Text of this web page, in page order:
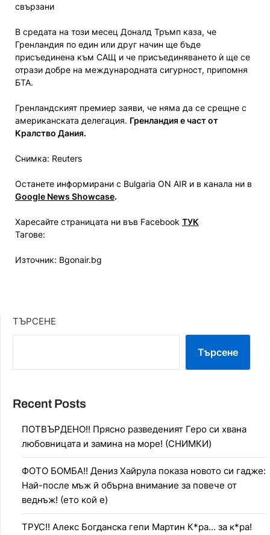
свързани
В средата на този месец Доналд Тръмп каза, че
Гренландия по един или друг начин ще бъде
присъединена към САЩ и че присъединяването ѝ ще се
отрази добре на международната сигурност, припомня
БТА.
Гренландският премиер заяви, че няма да се срещне с
американската делегация. Гренландия е част от
Кралство Дания.
Снимка: Reuters
Останете информирани с Bulgaria ON AIR и в канала ни в
Google News Showcase.
Харесайте страницата ни във Facebook ТУК
Тагове:
Източник: Bgonair.bg
ТЪРСЕНЕ
Търсене
Recent Posts
ПОТВЪРДЕНО!! Прясно разведеният Геро си хвана
любовницата и замина на море! (СНИМКИ)
ФОТО БОМБА!! Дениз Хайрула показа новото си гадже:
Най-после мъж й обърна внимание за повече от
веднъж! (ето кой е)
ТРУС!! Алекс Богданска гепи Мартин К*ра… за к*ра!